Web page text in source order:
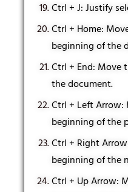
Ctrl + J: Justify
Ctrl + Home:
beginning of the
Ctrl + End: Move
the document.
Ctrl + Left
beginning of the
Ctrl + Right
beginning of the
Ctrl + Up Arrow: